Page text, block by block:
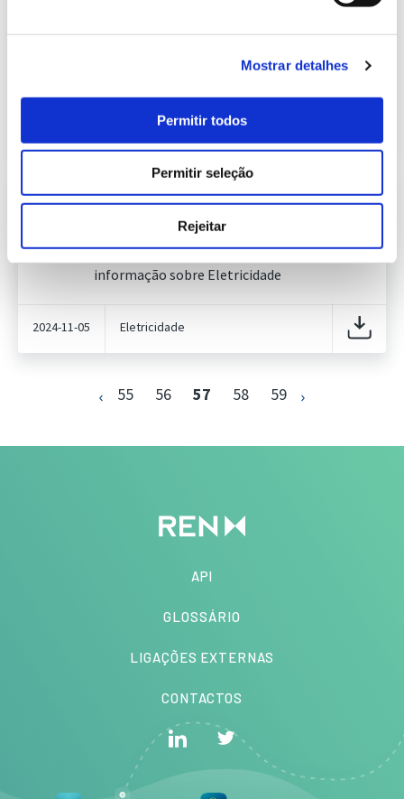
Mostrar detalhes
Permitir todos
Permitir seleção
Rejeitar
2023
informação sobre Eletricidade
Eletricidade
Informação Semanal do Sistema
Publicação com periodicidade semanal, com
informação sobre Eletricidade
2024-11-05 Eletricidade
55 56 57 58 59
API
GLOSSÁRIO
LIGAÇÕES EXTERNAS
CONTACTOS